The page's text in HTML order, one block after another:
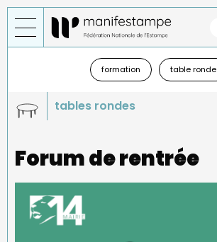
Aller
au
contenu
Général
—
sous-
formation table ronde
tables rondes
Forum de rentrée